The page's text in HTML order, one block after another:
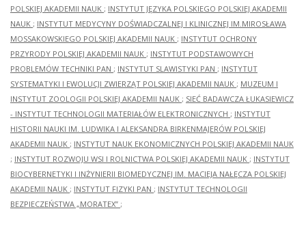
POLSKIEJ AKADEMII NAUK ; INSTYTUT JĘZYKA POLSKIEGO POLSKIEJ AKADEMII
NAUK ; INSTYTUT MEDYCYNY DOŚWIADCZALNEJ I KLINICZNEJ IM.MIROSŁAWA
MOSSAKOWSKIEGO POLSKIEJ AKADEMII NAUK ; INSTYTUT OCHRONY
PRZYRODY POLSKIEJ AKADEMII NAUK ; INSTYTUT PODSTAWOWYCH
PROBLEMÓW TECHNIKI PAN ; INSTYTUT SLAWISTYKI PAN ; INSTYTUT
SYSTEMATYKI I EWOLUCJI ZWIERZĄT POLSKIEJ AKADEMII NAUK ; MUZEUM I
INSTYTUT ZOOLOGII POLSKIEJ AKADEMII NAUK ; SIEĆ BADAWCZA ŁUKASIEWICZ
- INSTYTUT TECHNOLOGII MATERIAŁÓW ELEKTRONICZNYCH ; INSTYTUT
HISTORII NAUKI IM. LUDWIKA I ALEKSANDRA BIRKENMAJERÓW POLSKIEJ
AKADEMII NAUK ; INSTYTUT NAUK EKONOMICZNYCH POLSKIEJ AKADEMII NAUK
; INSTYTUT ROZWOJU WSI I ROLNICTWA POLSKIEJ AKADEMII NAUK ; INSTYTUT
BIOCYBERNETYKI I INŻYNIERII BIOMEDYCZNEJ IM. MACIEJA NAŁĘCZA POLSKIEJ
AKADEMII NAUK ; INSTYTUT FIZYKI PAN ; INSTYTUT TECHNOLOGII
BEZPIECZEŃSTWA „MORATEX” ;